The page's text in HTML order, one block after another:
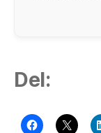
Del: